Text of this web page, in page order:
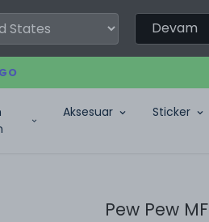
Devam
Aksesuar Sticker
Pew Pew MF